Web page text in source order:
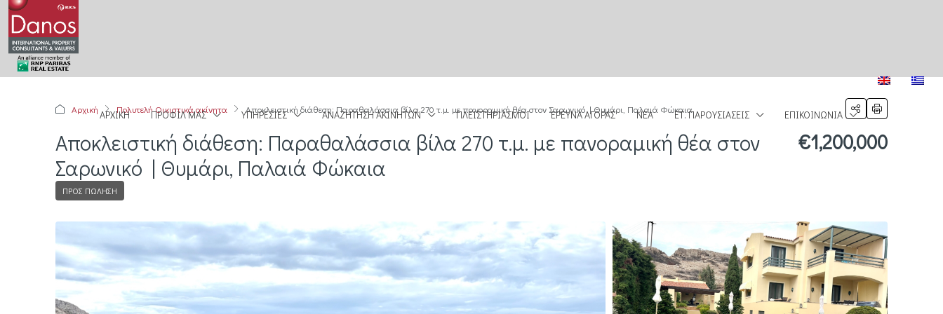
ΑΡΧΙΚΉ ΠΡΟΦΊΛ ΜΑΣ ΥΠΗΡΕΣΊΕΣ ΑΝΑΖΉΤΗΣΗ ΑΚΙΝΉΤΩΝ ΠΛΕΙΣΤΗΡΙΑΣΜΟΊ ΈΡΕΥΝΑ ΑΓΟΡΆΣ ΝΈΑ ΕΤ. ΠΑΡΟΥΣΙΆΣΕΙΣ ΕΠΙΚΟΙΝΩΝΊΑ
Αρχική Πολυτελή Οικιστικά ακίνητα Αποκλειστική διάθεση: Παραθαλάσσια βίλα 270 τ.μ. με πανοραμική θέα στον Σαρωνικό | Θυμάρι, Παλαιά Φώκαια
Αποκλειστική διάθεση: Παραθαλάσσια βίλα 270 τ.μ. με πανοραμική θέα στον
Σαρωνικό | Θυμάρι, Παλαιά Φώκαια
ΠΡΟΣ ΠΏΛΗΣΗ
€1,200,000